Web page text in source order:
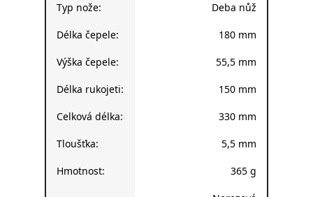
Typ nože: Deba nůž
Délka čepele: 180 mm
Výška čepele: 55,5 mm
Délka rukojeti: 150 mm
Celková délka: 330 mm
Tloušťka: 5,5 mm
Hmotnost: 365 g